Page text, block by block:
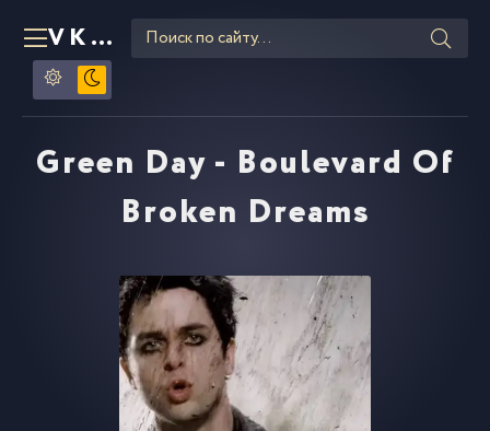
VKLIPE RU
Green Day - Boulevard Of
Broken Dreams